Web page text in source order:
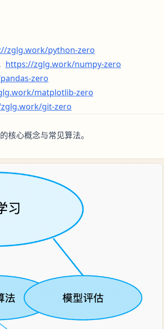
zglg.work/python-zero
https://zglg.work/numpy-zero
zero
matplotlib-zero
git-zero
核心概念与常见算法。